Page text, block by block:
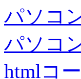
パソコ
パソコ
htmlコ